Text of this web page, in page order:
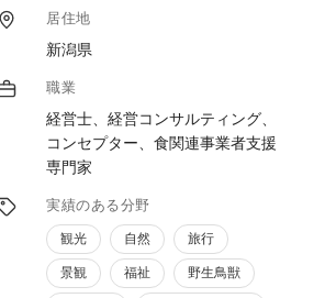
共に進めていきます。
居住地
新潟県
職業
経営士、経営コンサルティング、
コンセプター、食関連事業者支援
専門家
実績のある分野
観光 自然 旅行
景観 福祉 野生鳥獣